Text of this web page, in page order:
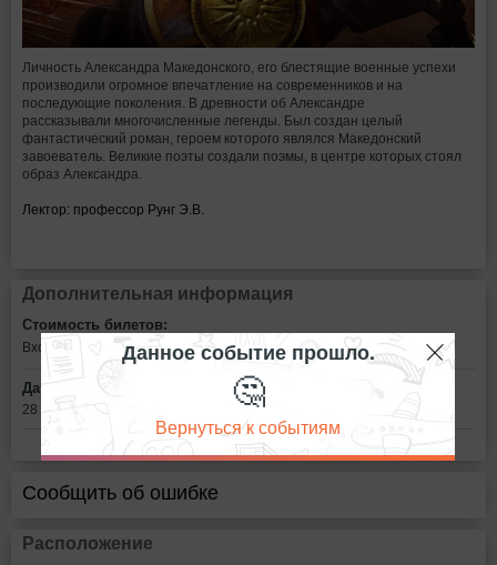
Личность Александра Македонского, его блестящие военные успехи
производили огромное впечатление на современников и на
последующие поколения. В древности об Александре
рассказывали многочисленные легенды. Был создан целый
фантастический роман, героем которого являлся Македонский
завоеватель. Великие поэты создали поэмы, в центре которых стоял
образ Александра.
Лектор: профессор Рунг Э.В.
Дополнительная информация
Стоимость билетов:
Вход свободный
Дата:
28 января в 15:00
Сообщить об ошибке
Расположение
Данное событие прошло.
🤔
Вернуться к событиям